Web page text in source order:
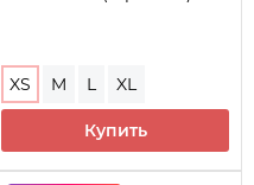
XS M L XL
Купить